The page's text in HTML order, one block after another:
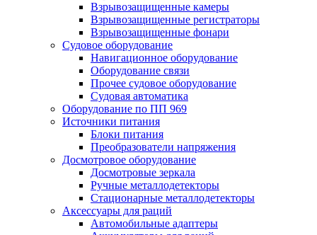
Взрывозащищенные камеры
Взрывозащищенные регистраторы
Взрывозащищенные фонари
Судовое оборудование
Навигационное оборудование
Оборудование связи
Прочее судовое оборудование
Судовая автоматика
Оборудование по ПП 969
Источники питания
Блоки питания
Преобразователи напряжения
Досмотровое оборудование
Досмотровые зеркала
Ручные металлодетекторы
Стационарные металлодетекторы
Аксессуары для раций
Автомобильные адаптеры